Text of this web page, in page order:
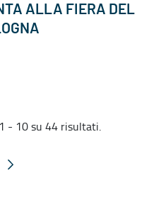
ALLA FIERA DEL
- 10 su 44 risultati.
Pagina Seguente